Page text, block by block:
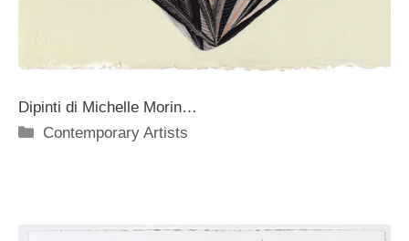
Dipinti di Michelle Morin…
Categorie
Contemporary Artists